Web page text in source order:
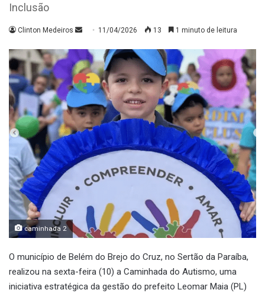
Inclusão
Clinton Medeiros
Mande
e-
mail
11/04/2026 13 1 minuto de leitura
caminhada 2
O município de Belém do Brejo do Cruz, no Sertão da Paraíba,
realizou na sexta-feira (10) a Caminhada do Autismo, uma
iniciativa estratégica da gestão do prefeito Leomar Maia (PL)